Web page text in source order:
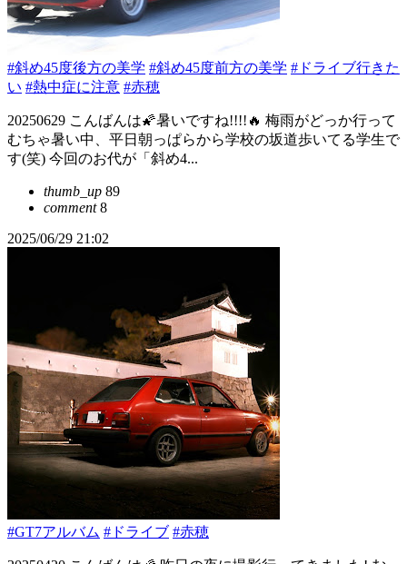
#斜め45度後方の美学 #斜め45度前方の美学 #ドライブ行きた
い #熱中症に注意 #赤穂
20250629 こんばんは🌠暑いですね!!!!🔥 梅雨がどっか行って
むちゃ暑い中、平日朝っぱらから学校の坂道歩いてる学生で
す(笑) 今回のお代が「斜め4...
thumb_up 89
comment8
2025/06/29 21:02
#GT7アルバム #ドライブ #赤穂